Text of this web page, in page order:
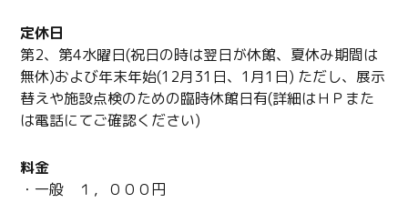
定休日
第2、第4水曜日(祝日の時は翌日が休館、夏休み期間は
無休)および年末年始(12月31日、1月1日) ただし、展示
替えや施設点検のための臨時休館日有(詳細はＨＰまた
は電話にてご確認ください)
料金
・一般 １，０００円